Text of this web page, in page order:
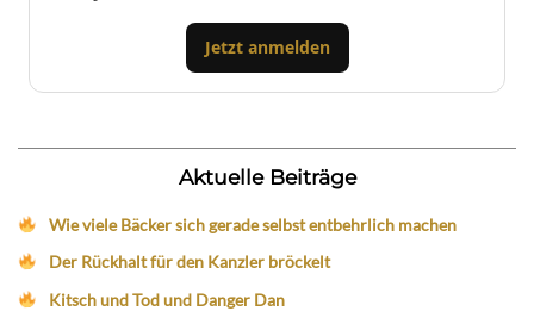
Jetzt anmelden
Aktuelle Beiträge
Wie viele Bäcker sich gerade selbst entbehrlich machen
Der Rückhalt für den Kanzler bröckelt
Kitsch und Tod und Danger Dan